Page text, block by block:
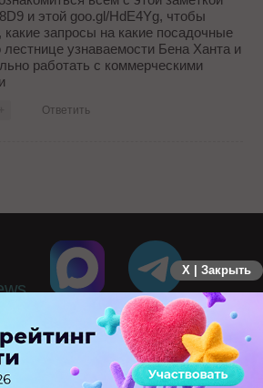
и этой goo.gl/HdE4Yg, чтобы
какие запросы на какие посадочные
лестнице узнаваемости Бена Ханта и
работать с коммерческими
Ответить
X | Закрыть
НА ПОЛНУЮ ВЕРСИЮ
Все права защищены. 2026